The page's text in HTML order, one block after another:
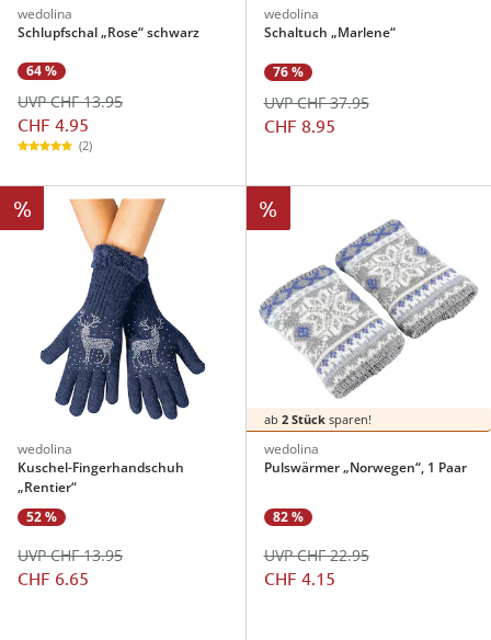
wedolina
Schlupfschal „Rose“ schwarz
64 %
CHF 4.95
UVP CHF 13.95
(2)
wedolina
Schaltuch „Marlene“
76 %
CHF 8.95
UVP CHF 37.95
%
wedolina
Kuschel-Fingerhandschuh
„Rentier“
52 %
CHF 6.65
UVP CHF 13.95
%
ab 2 Stücksparen!
wedolina
Pulswärmer „Norwegen“, 1 Paar
82 %
CHF 4.15
UVP CHF 22.95